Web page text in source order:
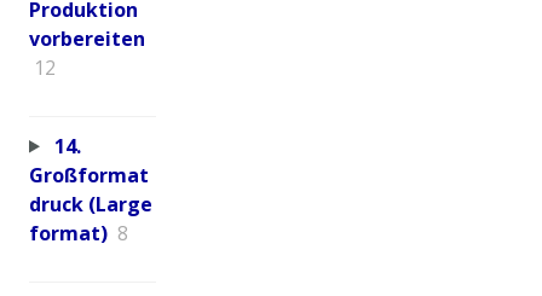
Produktion
vorbereiten
12
14.
Großformat
druck (Large
format) 8